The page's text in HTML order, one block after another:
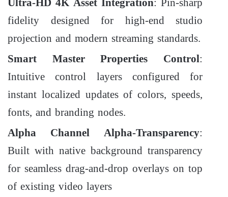
fidelity designed for high-end studio
projection and modern streaming standards.
Smart Master Properties Control:
Intuitive control layers configured for
instant localized updates of colors, speeds,
fonts, and branding nodes.
Alpha Channel Alpha-Transparency:
Built with native background transparency
for seamless drag-and-drop overlays on top
of existing video layers